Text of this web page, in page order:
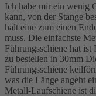
Ich habe mir ein wenig
kann, von der Stange
halt eine zum einen
muss. Die einfachste
Führungsschiene hat
zu bestellen in 30mm
Führungsschiene
was die Länge angeht
Metall-Laufschiene ist